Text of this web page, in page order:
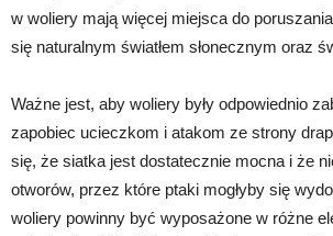
w woliery mają więcej miejsca do
się naturalnym światłem słonecznym oraz
Ważne jest, aby woliery były odpowiednio
zapobiec ucieczkom i atakom ze strony
się, że siatka jest dostatecznie mocna i że
otworów, przez które ptaki mogłyby się
woliery powinny być wyposażone w różne